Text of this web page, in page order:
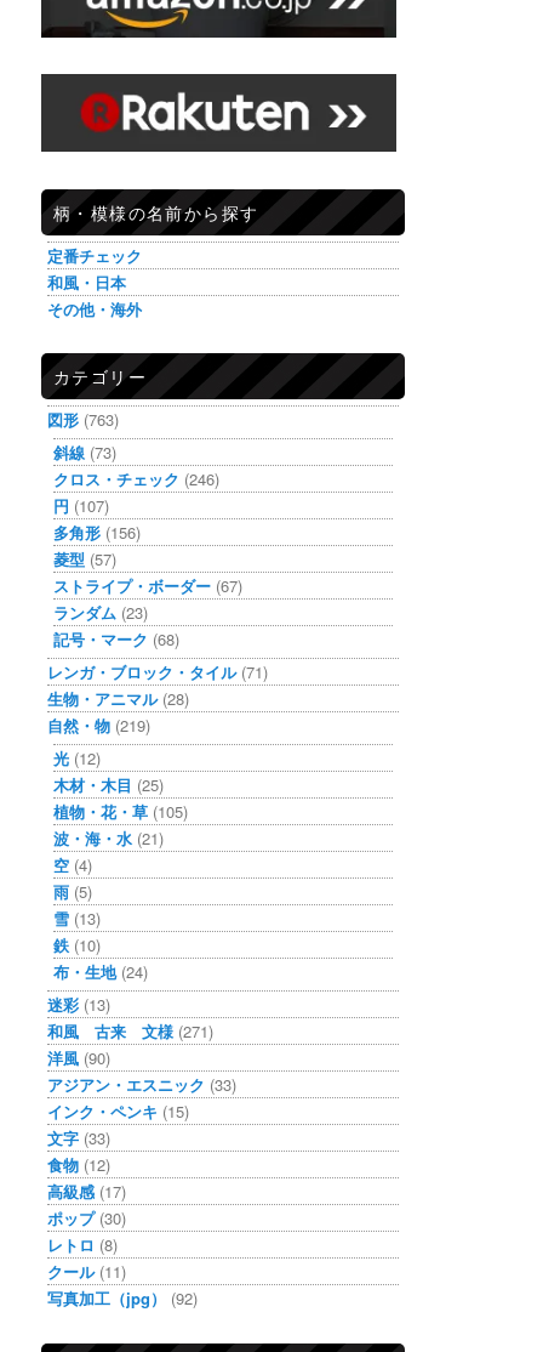
柄・模様の名前から探す
定番チェック
和風・日本
その他・海外
カテゴリー
図形 (763)
斜線 (73)
クロス・チェック (246)
円 (107)
多角形 (156)
菱型 (57)
ストライプ・ボーダー (67)
ランダム (23)
記号・マーク (68)
レンガ・ブロック・タイル(71)
生物・アニマル(28)
自然・物 (219)
光 (12)
木材・木目 (25)
植物・花・草 (105)
波・海・水 (21)
空 (4)
雨 (5)
雪 (13)
鉄 (10)
布・生地(24)
迷彩 (13)
和風 古来 文様 (271)
洋風 (90)
アジアン・エスニック (33)
インク・ペンキ (15)
文字 (33)
食物 (12)
高級感 (17)
ポップ(30)
レトロ (8)
クール(11)
写真加工（jpg）
(92)